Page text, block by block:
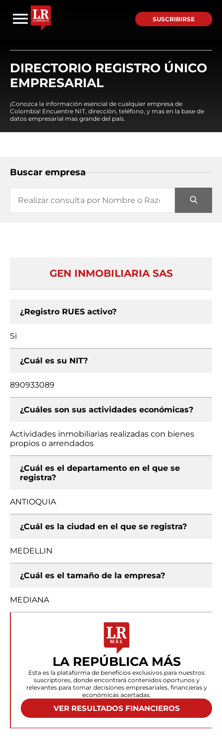
SUSCRIBIRSE
DIRECTORIO REGISTRO ÚNICO
EMPRESARIAL
¡Conozca la información esencial de cualquier empresa de
Colombia! Encuentre NIT, dirección, teléfono, y mas en la base de
datos empresarial mas grande del país.
Buscar empresa
GEN INMOBILIARIA SAS
¿Registro RUES activo?
Si
¿Cuál es su NIT?
890933089
¿Cuáles son sus actividades económicas?
Actividades inmobiliarias realizadas con bienes
propios o arrendados
¿Cuál es el departamento en el que se
registra?
ANTIOQUIA
¿Cuál es la ciudad en el que se registra?
MEDELLIN
¿Cuál es el tamaño de la empresa?
MEDIANA
LA REPÚBLICA MÁS
Esta es la plataforma de beneficios exclusivos para nuestros
suscriptores, donde encontrará contenidos oportunos y
relevantes para tomar decisiones empresariales, financieras y
económicas acertadas.
VER RESULTADOS FINANCIEROS